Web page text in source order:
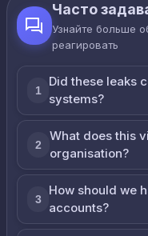
Часто
Узнайте больше
реагировать
1
Did these leaks
systems?
2
What does this
organisation?
3
How should we
accounts?